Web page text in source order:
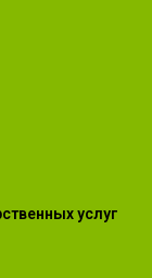
услуг